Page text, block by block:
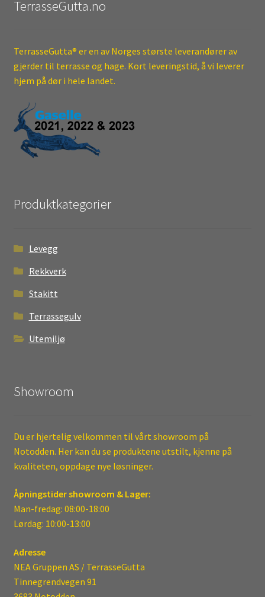
TerrasseGutta.no
TerrasseGutta® er en av Norges største leverandører av
gjerder til terrasse og hage. Kort leveringstid, å vi leverer
hjem på dør i hele landet.
Produktkategorier
Levegg
Rekkverk
Stakitt
Terrassegulv
Utemiljø
Showroom
Du er hjertelig velkommen til vårt showroom på
Notodden. Her kan du se produktene utstilt, kjenne på
kvaliteten, oppdage nye løsninger.
Åpningstider showroom & Lager:
Man-fredag: 08:00-18:00
Lørdag: 10:00-13:00
Adresse
NEA Gruppen AS / TerrasseGutta
Tinnegrendvegen 91